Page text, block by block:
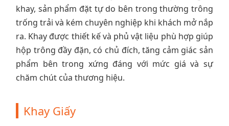
khay, sản phẩm đặt tự do bên trong thường trông
trống trải và kém chuyên nghiệp khi khách mở nắp
ra. Khay được thiết kế và phủ vật liệu phù hợp giúp
hộp trông đầy đặn, có chủ đích, tăng cảm giác sản
phẩm bên trong xứng đáng với mức giá và sự
chăm chút của thương hiệu.
Khay Giấy